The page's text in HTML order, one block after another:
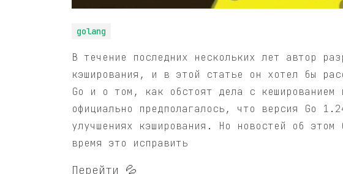
golang
В течение последних нескольких лет автор
кэширования, и в этой статье он хотел бы
Go и о том, как обстоят дела с
официально предполагалось, что версия Go
улучшениях кэширования. Но новостей об
время это исправить
Перейти 💦